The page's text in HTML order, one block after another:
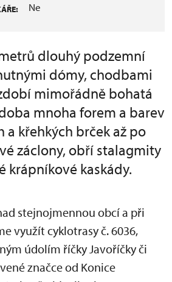
Ne
dlouhý podzemní
dómy, chodbami
mimořádně bohatá
mnoha forem a barev
a křehkých brček až po
záclony, obří stalagmity
krápníkové kaskády.
stejnojmennou obcí a při
využít cyklotrasy č. 6036,
údolím říčky Javoříčky či
značce od Konice